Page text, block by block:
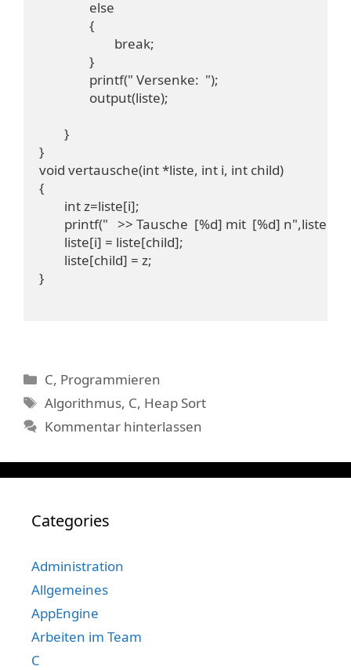
}
void vertausche(int *liste, int i, int child)
{
}
Kategorien
C, Programmieren
Schlagwörter
Algorithmus, C, Heap Sort
Kommentar hinterlassen
Categories
Administration
Allgemeines
AppEngine
Arbeiten im Team
C